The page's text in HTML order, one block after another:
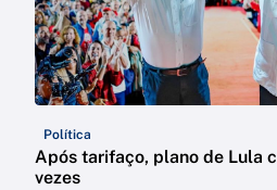
Política
Após tarifaço, plano de Lula
vezes